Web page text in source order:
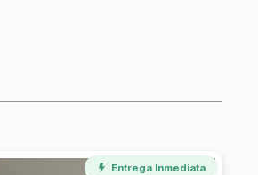
Disponible